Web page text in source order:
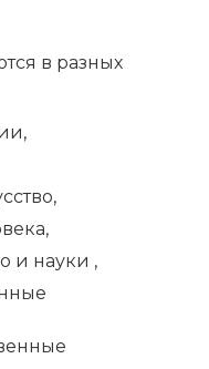
в разных
и науки ,